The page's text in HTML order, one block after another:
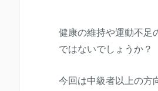
健康の維持や運動不足
ではないでしょうか？
今回は中級者以上の方